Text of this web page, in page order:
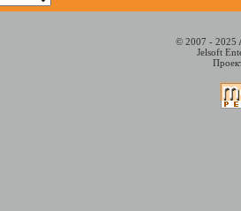
© 2007 - 2025
Jelsoft